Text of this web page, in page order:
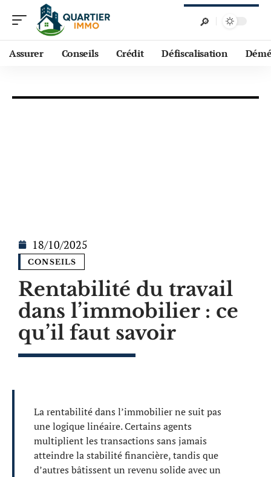
Assurer Conseils Crédit Défiscalisation
18/10/2025
CONSEILS
Rentabilité du travail
dans l’immobilier : ce
qu’il faut savoir
La rentabilité dans l’immobilier ne suit pas
une logique linéaire. Certains agents
multiplient les transactions sans jamais
atteindre la stabilité financière, tandis que
d’autres bâtissent un revenu solide avec un